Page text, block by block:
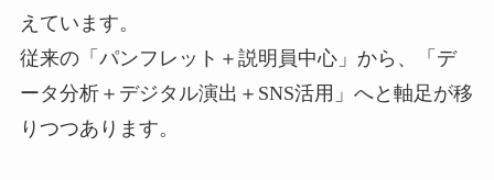
えています。
従来の「パンフレット＋説明員中心」から、「デ
ータ分析＋デジタル演出＋SNS活用」へと軸足が移
りつつあります。